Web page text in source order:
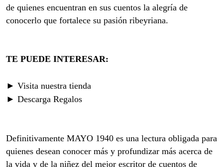
de quienes encuentran en sus cuentos la alegría de
conocerlo que fortalece su pasión ribeyriana.
TE PUEDE INTERESAR:
► Visita nuestra tienda
► Descarga Regalos
Definitivamente MAYO 1940 es una lectura obligada para
quienes desean conocer más y profundizar más acerca de
la vida y de la niñez del mejor escritor de cuentos de